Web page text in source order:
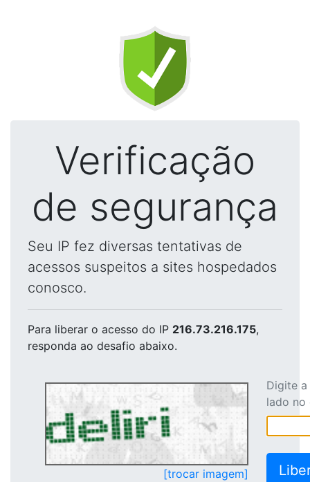
Verificação
de segurança
Seu IP fez diversas tentativas de
acessos suspeitos a sites hospedados
conosco.
Para liberar o acesso do IP 216.73.216.175,
responda ao desafio abaixo.
[trocar imagem]
Digite
lado no